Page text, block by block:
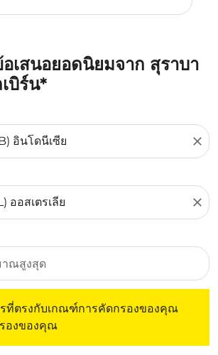
อเสนอยอดนิยมจาก สุราบา
บิร์น*
close
close
ที่ตรงกับเกณฑ์การคัดกรองของคุณ
องของคุณ